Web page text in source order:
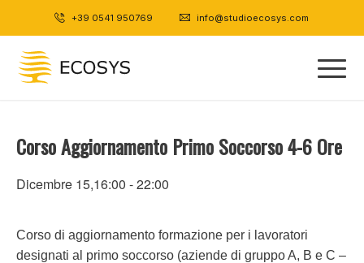
+39 0541 950769 info@studioecosys.com
Corso Aggiornamento Primo Soccorso 4-6 Ore
Dicembre 15,16:00 -22:00
Corso di aggiornamento formazione per i lavoratori
designati al primo soccorso (aziende di gruppo A, B e C –